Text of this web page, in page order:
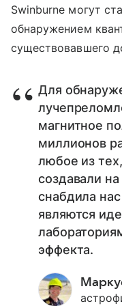
Swinburne могут
обнаружением
существовавшего
Для
магнитное
миллионов
любое из
создавали
снабдила
являются
эффекта.